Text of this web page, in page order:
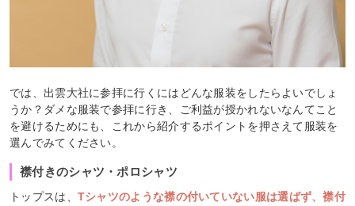
では、出雲大社に参拝に行くにはどんな服装をしたらよいでしょ
うか？ダメな服装で参拝に行き、ご利益が授かれないなんてこと
を避けるためにも、これから紹介するポイントを押さえて服装を
選んでみてください。
襟付きのシャツ・ポロシャツ
トップスは、 Tシャツのような襟の付いていない服は選ばず、襟付